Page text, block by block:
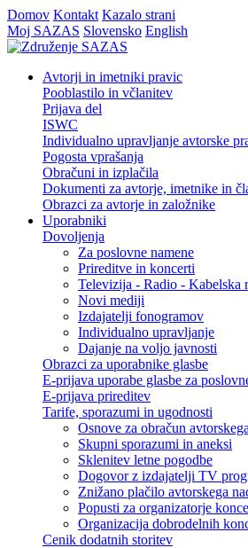
Domov Kontakt Kazalo strani
Moj SAZAS Slovensko English
Avtorji in imetniki pravic
Pooblastilo in včlanitev
Prijava del
ISWC
Individualno upravljanje avtorske
Pogosta vprašanja
Obračuni in izplačila
Dokumenti za avtorje, imetnike in
Obrazci za avtorje in založnike
Uporabniki
Dovoljenja
Za poslovne namene
Prireditve in koncerti
Televizija - Radio - Kabelska
Novi mediji
Izdajatelji fonogramov
Individualno upravljanje
Dajanje na voljo javnosti
Obrazci za uporabnike glasbe
E-prijava uporabe glasbe za
E-prijava prireditev
Tarife, sporazumi in ugodnosti
Osnove za obračun
Skupni sporazumi in aneksi
Sklenitev letne pogodbe
Dogovor z izdajatelji TV
Znižano plačilo avtorskega
Popusti za organizatorje
Organizacija dobrodelnih
Cenik dodatnih storitev